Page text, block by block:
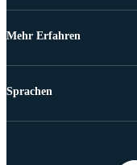
Mehr Erfahren
Sprachen